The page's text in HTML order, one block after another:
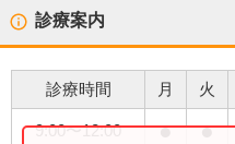
診療案内
診療時間 月 火
9:00〜12:00 ● ●